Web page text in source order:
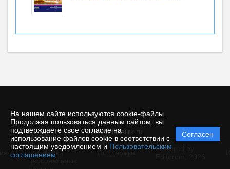
На нашем сайте используются cookie-файлы.
Продолжая пользоваться данным сайтом, вы
подтверждаете свое согласие на
использование файлов cookie в соответствии с
настоящим уведомлением и Пользовательским
соглашением
Согласен
© vestnikesiirk.ru
Политика
защиты и
обработки
Powered by